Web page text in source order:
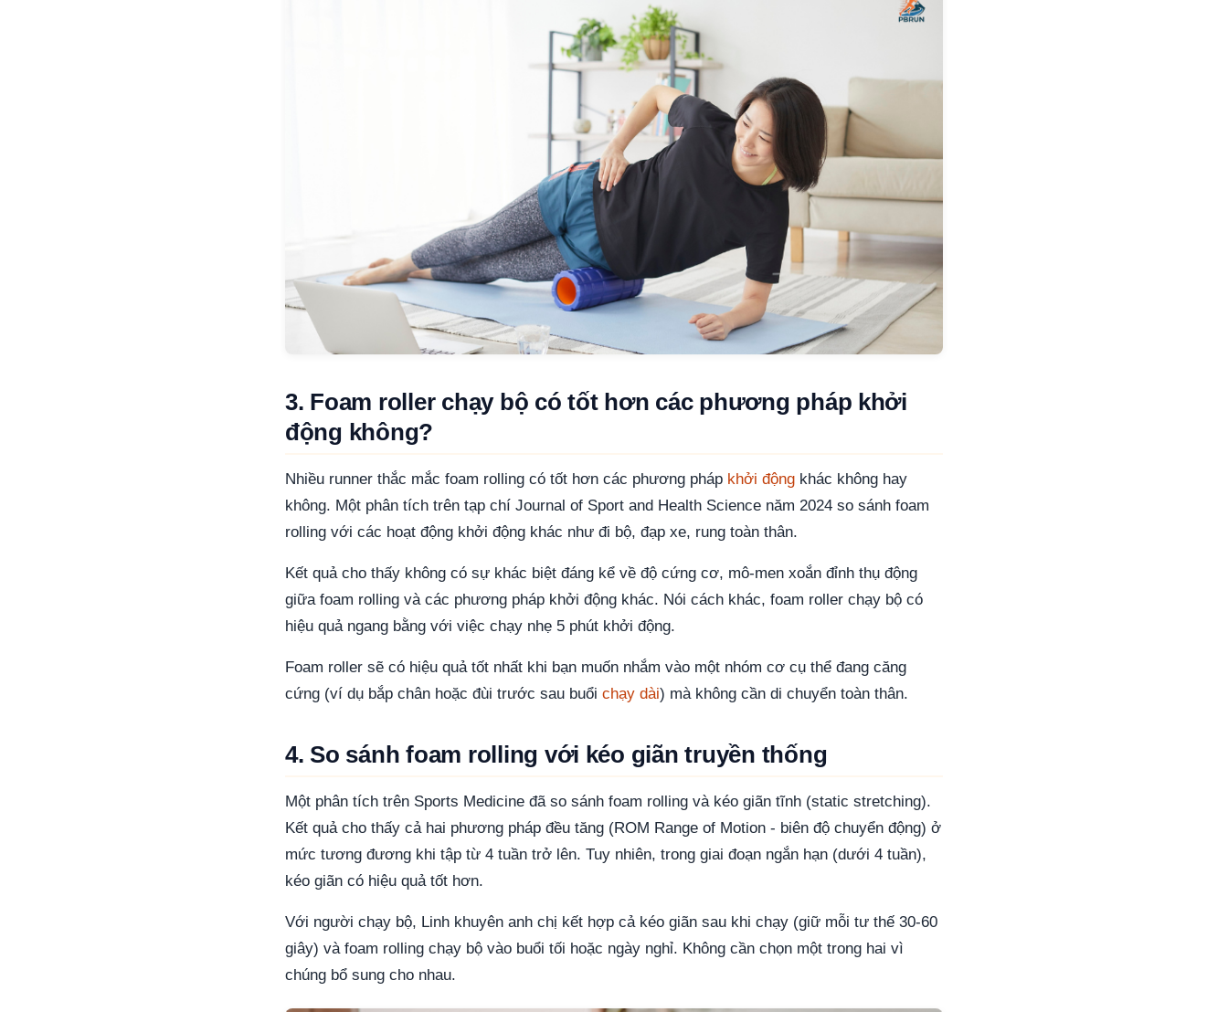
3. Foam roller chạy bộ có tốt hơn các phương pháp khởi
động không?
Nhiều runner thắc mắc foam rolling có tốt hơn các phương pháp khởi động khác không hay
không. Một phân tích trên tạp chí Journal of Sport and Health Science năm 2024 so sánh foam
rolling với các hoạt động khởi động khác như đi bộ, đạp xe, rung toàn thân.
Kết quả cho thấy không có sự khác biệt đáng kể về độ cứng cơ, mô-men xoắn đỉnh thụ động
giữa foam rolling và các phương pháp khởi động khác. Nói cách khác, foam roller chạy bộ có
hiệu quả ngang bằng với việc chạy nhẹ 5 phút khởi động.
Foam roller sẽ có hiệu quả tốt nhất khi bạn muốn nhắm vào một nhóm cơ cụ thể đang căng
cứng (ví dụ bắp chân hoặc đùi trước sau buổi chạy dài) mà không cần di chuyển toàn thân.
4. So sánh foam rolling với kéo giãn truyền thống
Một phân tích trên Sports Medicine đã so sánh foam rolling và kéo giãn tĩnh (static stretching).
Kết quả cho thấy cả hai phương pháp đều tăng (ROM Range of Motion - biên độ chuyển động) ở
mức tương đương khi tập từ 4 tuần trở lên. Tuy nhiên, trong giai đoạn ngắn hạn (dưới 4 tuần),
kéo giãn có hiệu quả tốt hơn.
Với người chạy bộ, Linh khuyên anh chị kết hợp cả kéo giãn sau khi chạy (giữ mỗi tư thế 30-60
giây) và foam rolling chạy bộ vào buổi tối hoặc ngày nghỉ. Không cần chọn một trong hai vì
chúng bổ sung cho nhau.